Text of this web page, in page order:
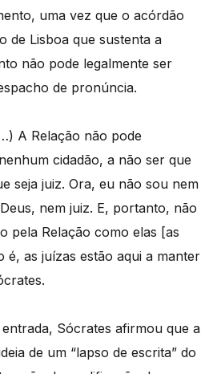
uma vez que o acórdão
de Lisboa que sustenta a
não pode legalmente ser
de pronúncia.
A Relação não pode
cidadão, a não ser que
seja juiz. Ora, eu não sou nem
nem juiz. E, portanto, não
pela Relação como elas [as
é, as juízas estão aqui a manter
Sócrates afirmou que a
de um “lapso de escrita” do